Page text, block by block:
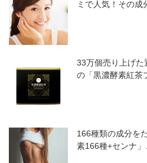
ミで人気！その成
33万個売り上げた
の「黒濃酵素紅茶
166種類の成分を
素166種+センナ」